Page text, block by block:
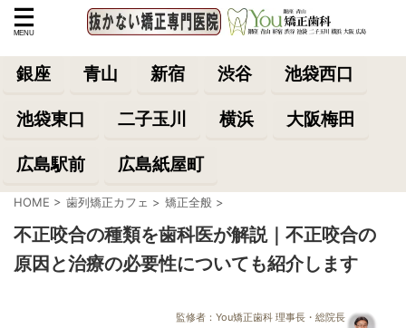
銀座 青山 新宿 渋谷 池袋西口
池袋東口 二子玉川 横浜 大阪梅田
広島駅前 広島紙屋町
HOME > 歯列矯正カフェ > 矯正全般 >
不正咬合の種類を歯科医が解説｜不正咬合の
原因と治療の必要性についても紹介します
監修者：You矯正歯科 理事長・総院長